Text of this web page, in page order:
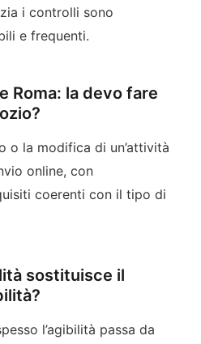
i controlli sono
e frequenti.
Roma: la devo fare
o la modifica di un’attività
online, con
coerenti con il tipo di
sostituisce il
l’agibilità passa da